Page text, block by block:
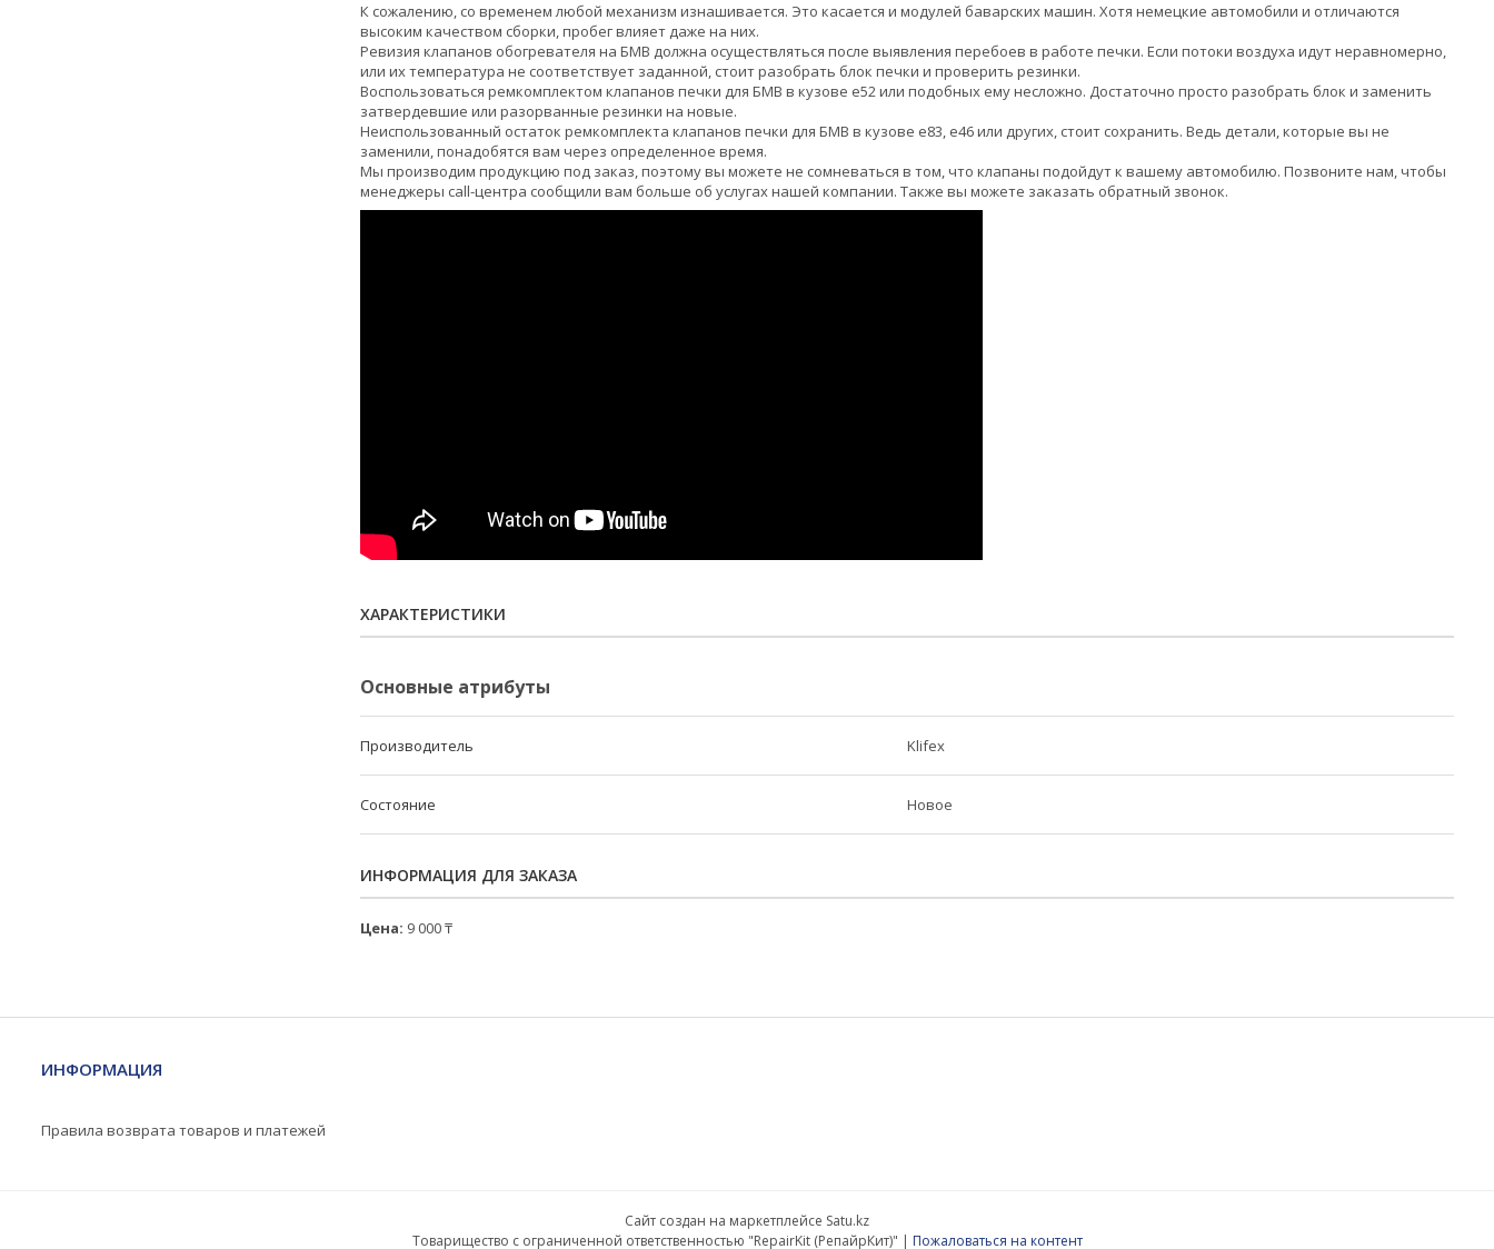
К сожалению, со временем любой механизм изнашивается. Это касается и модулей баварских машин. Хотя немецкие автомобили и отличаются
высоким качеством сборки, пробег влияет даже на них.
Ревизия клапанов обогревателя на БМВ должна осуществляться после выявления перебоев в работе печки. Если потоки воздуха идут неравномерно,
или их температура не соответствует заданной, стоит разобрать блок печки и проверить резинки.
Воспользоваться ремкомплектом клапанов печки для БМВ в кузове е52 или подобных ему несложно. Достаточно просто разобрать блок и заменить
затвердевшие или разорванные резинки на новые.
Неиспользованный остаток ремкомплекта клапанов печки для БМВ в кузове е83, е46 или других, стоит сохранить. Ведь детали, которые вы не
заменили, понадобятся вам через определенное время.
Мы производим продукцию под заказ, поэтому вы можете не сомневаться в том, что клапаны подойдут к вашему автомобилю. Позвоните нам, чтобы
менеджеры call-центра сообщили вам больше об услугах нашей компании. Также вы можете заказать обратный звонок.
ХАРАКТЕРИСТИКИ
Основные атрибуты
Производитель Klifex
Состояние Новое
ИНФОРМАЦИЯ ДЛЯ ЗАКАЗА
Цена: 9 000 ₸
ИНФОРМАЦИЯ
Правила возврата товаров и платежей
Сайт создан на маркетплейсе Satu.kz
Товарищество с ограниченной ответственностью "RepairKit (РепайрКит)" | Пожаловаться на контент